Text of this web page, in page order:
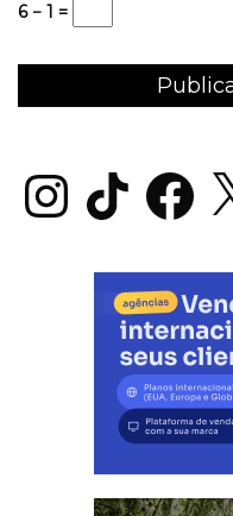
6 − 1 =
InstagramTikTok Facebook
X